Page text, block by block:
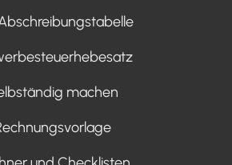
machen